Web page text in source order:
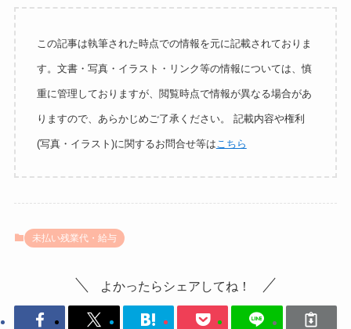
この記事は執筆された時点での情報を元に記載されておりま
す。文書・写真・イラスト・リンク等の情報については、慎
重に管理しておりますが、閲覧時点で情報が異なる場合があ
りますので、あらかじめご了承ください。 記載内容や権利
(写真・イラスト)に関するお問合せ等はこちら
未払い残業代・給与
よかったらシェアしてね！